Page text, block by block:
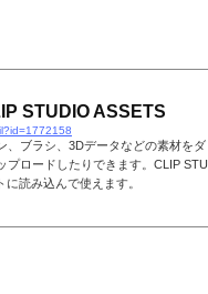
STUDIO ASSETS
、ブラシ、3Dデータなどの素材をダ
プロードしたりできます。CLIP STU
読み込んで使えます。